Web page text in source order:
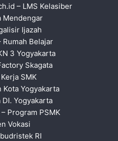
– LMS Kelasiber
Mendengar
Ijazah
Rumah Belajar
3 Yogyakarta
Skagata
SMK
Kota Yogyakarta
Yogyakarta
– Program PSMK
Vokasi
RI